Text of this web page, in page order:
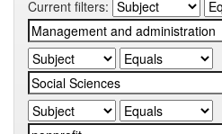
Current filters: